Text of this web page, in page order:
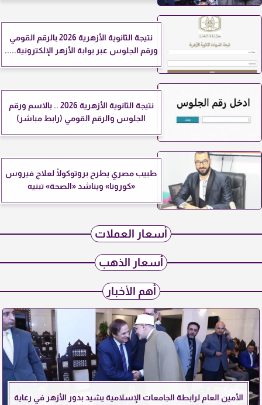
نتيجة الثانوية الأزهرية 2026 بالرقم القومي
ورقم الجلوس عبر بوابة الأزهر الإلكترونية.....
نتيجة الثانوية الأزهرية 2026 .. بالاسم ورقم
الجلوس والرقم القومي (رابط مباشر)
طبيب مصري يطرح بروتوكولًا لعلاج فيروس
«كورونا» ويناشد «الصحة» تبنيه
أسعار العملات
أسعار الذهب
أهم الأخبار
الأمين العام لرابطة الجامعات الإسلامية يشيد بدور الأزهر في رعاية